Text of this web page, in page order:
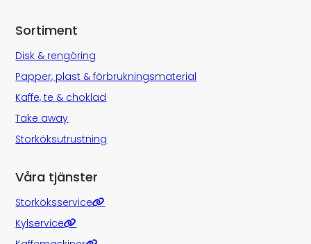
Sortiment
Disk & rengöring
Papper, plast & förbrukningsmaterial
Kaffe, te & choklad
Take away
Storköksutrustning
Våra tjänster
Storköksservice
Kylservice